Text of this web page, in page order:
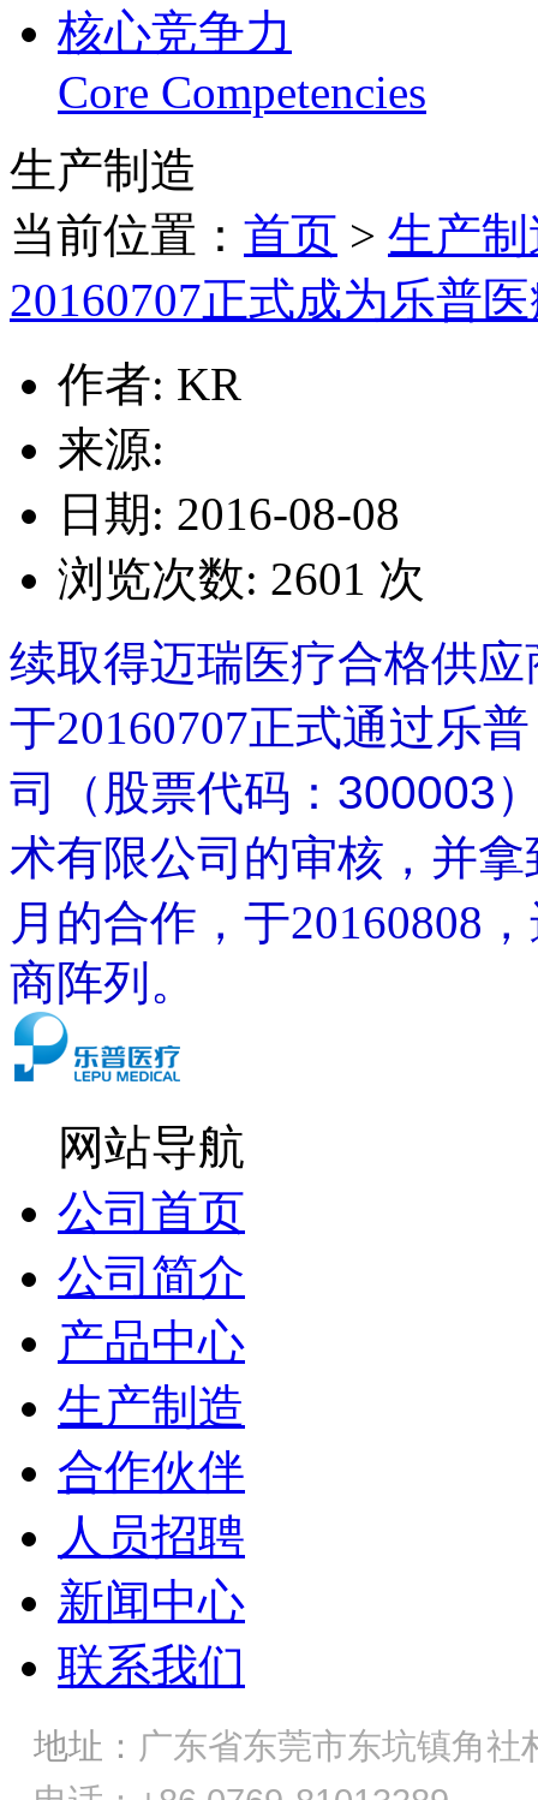
核心竞争力
Core Competencies
生产制造
当前位置： 首页 > 生产
20160707正式成为乐普
作者: KR
来源:
日期: 2016-08-08
浏览次数: 2601 次
续取得迈瑞医疗合格供
于20160707正式通过乐普
司（股票代码：300003
术有限公司的审核，并
月的合作，于20160808
商阵列。
网站导航
公司首页
公司简介
产品中心
生产制造
合作伙伴
人员招聘
新闻中心
联系我们
地址： 广东省东莞市东坑镇角